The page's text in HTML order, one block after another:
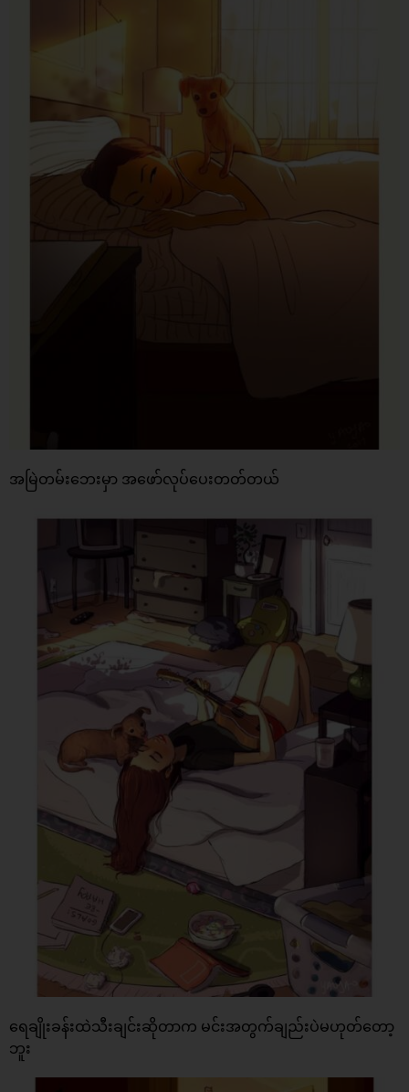
အမြဲတမ်းဘေးမှာ အဖော်လုပ်ပေးတတ်တယ်
ရေချိုးခန်းထဲသီးချင်းဆိုတာက မင်းအတွက်ချည်းပဲမဟုတ်တော့
ဘူး